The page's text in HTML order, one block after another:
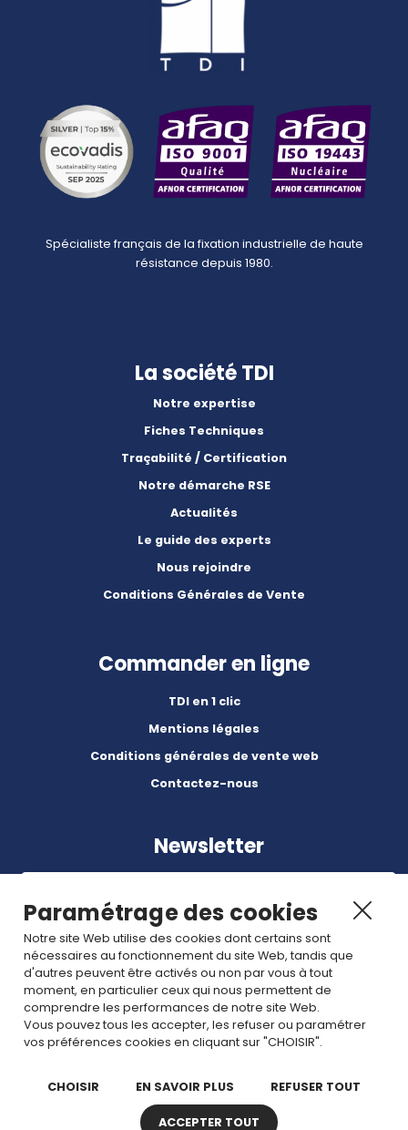
Spécialiste français de la fixation industrielle de haute
résistance depuis 1980.
La société TDI
Notre expertise
Fiches Techniques
Traçabilité / Certification
Notre démarche RSE
Actualités
Le guide des experts
Nous rejoindre
Conditions Générales de Vente
Commander en ligne
TDI en 1 clic
Mentions légales
Conditions générales de vente web
Contactez-nous
Newsletter
Abonnez-vous à nos dernières nouvelles et articles.
Rejoignez nous
Copyright © 2026 TDI. Tous droits réservés. -
Paramétrage des cookies
Notre site Web utilise des cookies dont certains sont
nécessaires au fonctionnement du site Web, tandis que
d'autres peuvent être activés ou non par vous à tout
moment, en particulier ceux qui nous permettent de
comprendre les performances de notre site Web.
Vous pouvez tous les accepter, les refuser ou paramétrer
vos préférences cookies en cliquant sur "CHOISIR".
CHOISIR EN SAVOIR PLUS REFUSER TOUT
ACCEPTER TOUT